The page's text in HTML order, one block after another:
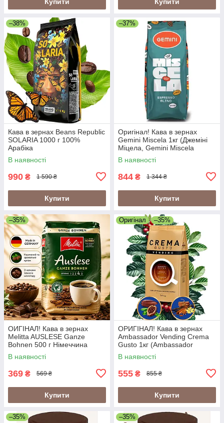
–38%
Кава в зернах Beans Republic
SOLARIA 1000 г 100%
Арабіка
В наявності
990 ₴ 1 590 ₴
Купити
–37%
Оригінал! Кава в зернах
Gemini Miscela 1кг (Джеміні
Міцела, Gemini Miscela
Espresso), 60% арабіка/40%
робуста
В наявності
844 ₴ 1 344 ₴
Купити
–35%
ОИГІНАЛ! Кава в зернах
Melitta AUSLESE Ganze
Bohnen 500 г Німеччина
В наявності
369 ₴ 569 ₴
Купити
Оригінал –35%
ОРИГІНАЛ! Кава в зернах
Ambassador Vending Crema
Gusto 1кг (Ambassador
Crema Gusto Vending)
В наявності
555 ₴ 855 ₴
Купити
–35% –35%